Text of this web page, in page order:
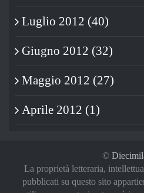
Luglio 2012 (40)
Giugno 2012 (32)
Maggio 2012 (27)
Aprile 2012 (1)
©
La proprietà letteraria,
pubblicati su questo sito